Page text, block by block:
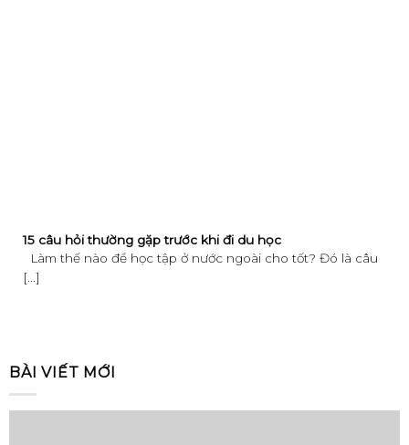
15 câu hỏi thường gặp trước khi đi du học
Làm thế nào để học tập ở nước ngoài cho tốt? Đó là câu
[...]
BÀI VIẾT MỚI